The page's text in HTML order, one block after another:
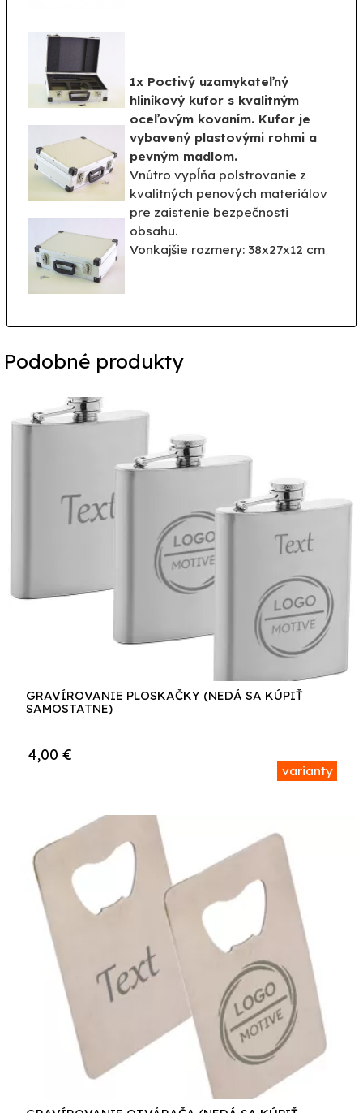
1x Poctivý uzamykateľný
hliníkový kufor s kvalitným
oceľovým kovaním. Kufor je
vybavený plastovými rohmi a
pevným madlom.
Vnútro vypĺňa polstrovanie z
kvalitných penových materiálov
pre zaistenie bezpečnosti
obsahu.
Vonkajšie rozmery: 38x27x12 cm
Podobné produkty
GRAVÍROVANIE PLOSKAČKY (NEDÁ SA KÚPIŤ
SAMOSTATNE)
varianty
4,00 €